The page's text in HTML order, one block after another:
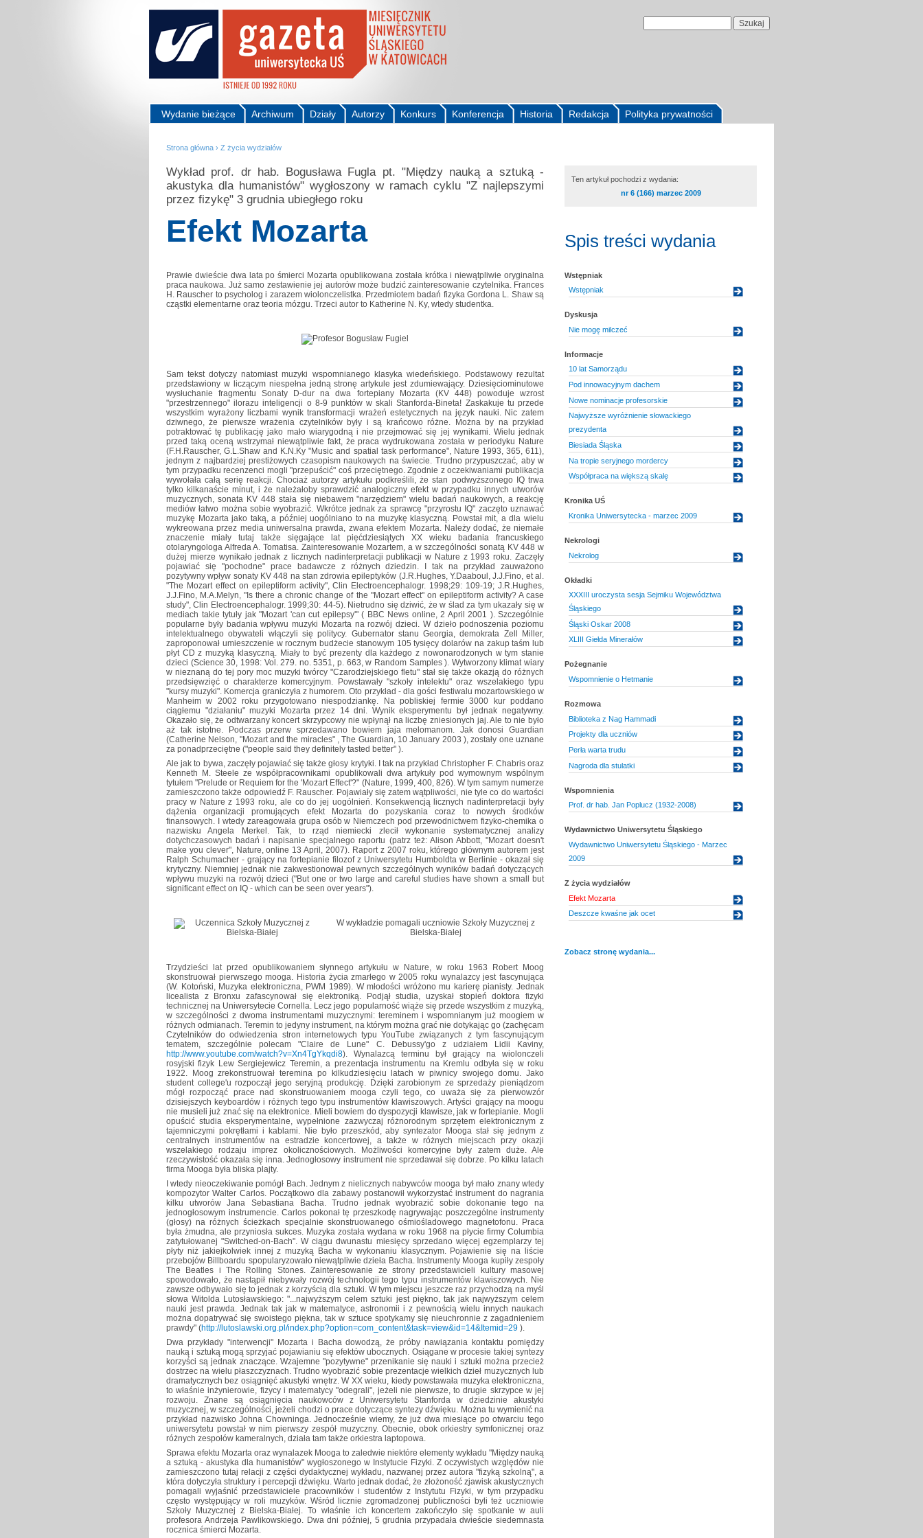
Polityka prywatności
Redakcja
Historia
Konferencja
Konkurs
Autorzy
Działy
Archiwum
Wydanie bieżące
Strona główna › Z życia wydziałów
Wykład prof. dr hab. Bogusława Fugla pt. "Między nauką a sztuką -
akustyka dla humanistów" wygłoszony w ramach cyklu "Z najlepszymi
przez fizykę" 3 grudnia ubiegłego roku
Efekt Mozarta
Prawie dwieście dwa lata po śmierci Mozarta opublikowana została krótka i niewątpliwie oryginalna
praca naukowa. Już samo zestawienie jej autorów może budzić zainteresowanie czytelnika. Frances
H. Rauscher to psycholog i zarazem wiolonczelistka. Przedmiotem badań fizyka Gordona L. Shaw są
cząstki elementarne oraz teoria mózgu. Trzeci autor to Katherine N. Ky, wtedy studentka.
Sam tekst dotyczy natomiast muzyki wspomnianego klasyka wiedeńskiego. Podstawowy rezultat
przedstawiony w liczącym niespełna jedną stronę artykule jest zdumiewający. Dziesięciominutowe
wysłuchanie fragmentu Sonaty D-dur na dwa fortepiany Mozarta (KV 448) powoduje wzrost
"przestrzennego" ilorazu inteligencji o 8-9 punktów w skali Stanforda-Bineta! Zaskakuje tu przede
wszystkim wyrażony liczbami wynik transformacji wrażeń estetycznych na język nauki. Nic zatem
dziwnego, że pierwsze wrażenia czytelników były i są krańcowo różne. Można by na przykład
potraktować tę publikację jako mało wiarygodną i nie przejmować się jej wynikami. Wielu jednak
przed taką oceną wstrzymał niewątpliwie fakt, że praca wydrukowana została w periodyku Nature
(F.H.Rauscher, G.L.Shaw and K.N.Ky "Music and spatial task performance", Nature 1993, 365, 611),
jednym z najbardziej prestiżowych czasopism naukowych na świecie. Trudno przypuszczać, aby w
tym przypadku recenzenci mogli "przepuścić" coś przeciętnego. Zgodnie z oczekiwaniami publikacja
wywołała całą serię reakcji. Chociaż autorzy artykułu podkreślili, że stan podwyższonego IQ trwa
tylko kilkanaście minut, i że należałoby sprawdzić analogiczny efekt w przypadku innych utworów
muzycznych, sonata KV 448 stała się niebawem "narzędziem" wielu badań naukowych, a reakcję
mediów łatwo można sobie wyobrazić. Wkrótce jednak za sprawcę "przyrostu IQ" zaczęto uznawać
muzykę Mozarta jako taką, a później uogólniano to na muzykę klasyczną. Powstał mit, a dla wielu
wykreowana przez media uniwersalna prawda, zwana efektem Mozarta. Należy dodać, że niemałe
znaczenie miały tutaj także sięgające lat pięćdziesiątych XX wieku badania francuskiego
otolaryngologa Alfreda A. Tomatisa. Zainteresowanie Mozartem, a w szczególności sonatą KV 448 w
dużej mierze wynikało jednak z licznych nadinterpretacji publikacji w Nature z 1993 roku. Zaczęły
pojawiać się "pochodne" prace badawcze z różnych dziedzin. I tak na przykład zauważono
pozytywny wpływ sonaty KV 448 na stan zdrowia epileptyków (J.R.Hughes, Y.Daaboul, J.J.Fino, et al.
"The Mozart effect on epileptiform activity", Clin Electroencephalogr. 1998;29: 109-19; J.R.Hughes,
J.J.Fino, M.A.Melyn, "Is there a chronic change of the "Mozart effect" on epileptiform activity? A case
study", Clin Electroencephalogr. 1999;30: 44-5). Nietrudno się dziwić, że w ślad za tym ukazały się w
mediach takie tytuły jak "Mozart 'can cut epilepsy'" ( BBC News online, 2 April 2001 ). Szczególnie
popularne były badania wpływu muzyki Mozarta na rozwój dzieci. W dzieło podnoszenia poziomu
intelektualnego obywateli włączyli się politycy. Gubernator stanu Georgia, demokrata Zell Miller,
zaproponował umieszczenie w rocznym budżecie stanowym 105 tysięcy dolarów na zakup taśm lub
płyt CD z muzyką klasyczną. Miały to być prezenty dla każdego z nowonarodzonych w tym stanie
dzieci (Science 30, 1998: Vol. 279. no. 5351, p. 663, w Random Samples ). Wytworzony klimat wiary
w nieznaną do tej pory moc muzyki twórcy "Czarodziejskiego fletu" stał się także okazją do różnych
przedsięwzięć o charakterze komercyjnym. Powstawały "szkoły intelektu" oraz wszelakiego typu
"kursy muzyki". Komercja graniczyła z humorem. Oto przykład - dla gości festiwalu mozartowskiego w
Manheim w 2002 roku przygotowano niespodziankę. Na pobliskiej fermie 3000 kur poddano
ciągłemu "działaniu" muzyki Mozarta przez 14 dni. Wynik eksperymentu był jednak negatywny.
Okazało się, że odtwarzany koncert skrzypcowy nie wpłynął na liczbę zniesionych jaj. Ale to nie było
aż tak istotne. Podczas przerw sprzedawano bowiem jaja melomanom. Jak donosi Guardian
(Catherine Nelson, "Mozart and the miracles" , The Guardian, 10 January 2003 ), zostały one uznane
za ponadprzeciętne ("people said they definitely tasted better" ).
Ale jak to bywa, zaczęły pojawiać się także głosy krytyki. I tak na przykład Christopher F. Chabris oraz
Kenneth M. Steele ze współpracownikami opublikowali dwa artykuły pod wymownym wspólnym
tytułem "Prelude or Requiem for the 'Mozart Effect'?" (Nature, 1999, 400, 826). W tym samym numerze
zamieszczono także odpowiedź F. Rauscher. Pojawiały się zatem wątpliwości, nie tyle co do wartości
pracy w Nature z 1993 roku, ale co do jej uogólnień. Konsekwencją licznych nadinterpretacji były
dążenia organizacji promujących efekt Mozarta do pozyskania coraz to nowych środków
finansowych. I wtedy zareagowała grupa osób w Niemczech pod przewodnictwem fizyko-chemika o
nazwisku Angela Merkel. Tak, to rząd niemiecki zlecił wykonanie systematycznej analizy
dotychczasowych badań i napisanie specjalnego raportu (patrz też: Alison Abbott, "Mozart doesn't
make you clever", Nature, online 13 April, 2007). Raport z 2007 roku, którego głównym autorem jest
Ralph Schumacher - grający na fortepianie filozof z Uniwersytetu Humboldta w Berlinie - okazał się
krytyczny. Niemniej jednak nie zakwestionował pewnych szczególnych wyników badań dotyczących
wpływu muzyki na rozwój dzieci ("But one or two large and careful studies have shown a small but
significant effect on IQ - which can be seen over years").
W wykładzie pomagali uczniowie Szkoły Muzycznej z
Bielska-Białej
Trzydzieści lat przed opublikowaniem słynnego artykułu w Nature, w roku 1963 Robert Moog
skonstruował pierwszego mooga. Historia życia zmarłego w 2005 roku wynalazcy jest fascynująca
(W. Kotoński, Muzyka elektroniczna, PWM 1989). W młodości wróżono mu karierę pianisty. Jednak
licealista z Bronxu zafascynował się elektroniką. Podjął studia, uzyskał stopień doktora fizyki
technicznej na Uniwersytecie Cornella. Lecz jego popularność wiąże się przede wszystkim z muzyką,
w szczególności z dwoma instrumentami muzycznymi: tereminem i wspomnianym już moogiem w
różnych odmianach. Teremin to jedyny instrument, na którym można grać nie dotykając go (zachęcam
Czytelników do odwiedzenia stron internetowych typu YouTube związanych z tym fascynującym
tematem, szczególnie polecam "Claire de Lune" C. Debussy'go z udziałem Lidii Kaviny,
http://www.youtube.com/watch?v=Xn4TgYkqdi8). Wynalazcą terminu był grający na wiolonczeli
rosyjski fizyk Lew Sergiejewicz Teremin, a prezentacja instrumentu na Kremlu odbyła się w roku
1922. Moog zrekonstruował teremina po kilkudziesięciu latach w piwnicy swojego domu. Jako
student college'u rozpoczął jego seryjną produkcję. Dzięki zarobionym ze sprzedaży pieniądzom
mógł rozpocząć prace nad skonstruowaniem mooga czyli tego, co uważa się za pierwowzór
dzisiejszych keyboardów i różnych tego typu instrumentów klawiszowych. Artyści grający na moogu
nie musieli już znać się na elektronice. Mieli bowiem do dyspozycji klawisze, jak w fortepianie. Mogli
opuścić studia eksperymentalne, wypełnione zazwyczaj różnorodnym sprzętem elektronicznym z
tajemniczymi pokrętłami i kablami. Nie było przeszkód, aby syntezator Mooga stał się jednym z
centralnych instrumentów na estradzie koncertowej, a także w różnych miejscach przy okazji
wszelakiego rodzaju imprez okolicznościowych. Możliwości komercyjne były zatem duże. Ale
rzeczywistość okazała się inna. Jednogłosowy instrument nie sprzedawał się dobrze. Po kilku latach
firma Mooga była bliska plajty.
I wtedy nieoczekiwanie pomógł Bach. Jednym z nielicznych nabywców mooga był mało znany wtedy
kompozytor Walter Carlos. Początkowo dla zabawy postanowił wykorzystać instrument do nagrania
kilku utworów Jana Sebastiana Bacha. Trudno jednak wyobrazić sobie dokonanie tego na
jednogłosowym instrumencie. Carlos pokonał tę przeszkodę nagrywając poszczególne instrumenty
(głosy) na różnych ścieżkach specjalnie skonstruowanego ośmiośladowego magnetofonu. Praca
była żmudna, ale przyniosła sukces. Muzyka została wydana w roku 1968 na płycie firmy Columbia
zatytułowanej "Switched-on-Bach". W ciągu dwunastu miesięcy sprzedano więcej egzemplarzy tej
płyty niż jakiejkolwiek innej z muzyką Bacha w wykonaniu klasycznym. Pojawienie się na liście
przebojów Billboardu spopularyzowało niewątpliwie dzieła Bacha. Instrumenty Mooga kupiły zespoły
The Beatles i The Rolling Stones. Zainteresowanie ze strony przedstawicieli kultury masowej
spowodowało, że nastąpił niebywały rozwój technologii tego typu instrumentów klawiszowych. Nie
zawsze odbywało się to jednak z korzyścią dla sztuki. W tym miejscu jeszcze raz przychodzą na myśl
słowa Witolda Lutosławskiego: "...najwyższym celem sztuki jest piękno, tak jak najwyższym celem
nauki jest prawda. Jednak tak jak w matematyce, astronomii i z pewnością wielu innych naukach
można dopatrywać się swoistego piękna, tak w sztuce spotykamy się nieuchronnie z zagadnieniem
prawdy" (http://lutoslawski.org.pl/index.php?option=com_content&task=view&id=14&Itemid=29 ).
Dwa przykłady "interwencji" Mozarta i Bacha dowodzą, że próby nawiązania kontaktu pomiędzy
nauką i sztuką mogą sprzyjać pojawianiu się efektów ubocznych. Osiągane w procesie takiej syntezy
korzyści są jednak znaczące. Wzajemne "pozytywne" przenikanie się nauki i sztuki można przecież
dostrzec na wielu płaszczyznach. Trudno wyobrazić sobie prezentacje wielkich dzieł muzycznych lub
dramatycznych bez osiągnięć akustyki wnętrz. W XX wieku, kiedy powstawała muzyka elektroniczna,
to właśnie inżynierowie, fizycy i matematycy "odegrali", jeżeli nie pierwsze, to drugie skrzypce w jej
rozwoju. Znane są osiągnięcia naukowców z Uniwersytetu Stanforda w dziedzinie akustyki
muzycznej, w szczególności, jeżeli chodzi o prace dotyczące syntezy dźwięku. Można tu wymienić na
przykład nazwisko Johna Chowninga. Jednocześnie wiemy, że już dwa miesiące po otwarciu tego
uniwersytetu powstał w nim pierwszy zespół muzyczny. Obecnie, obok orkiestry symfonicznej oraz
różnych zespołów kameralnych, działa tam także orkiestra laptopowa.
Sprawa efektu Mozarta oraz wynalazek Mooga to zaledwie niektóre elementy wykładu "Między nauką
a sztuką - akustyka dla humanistów" wygłoszonego w Instytucie Fizyki. Z oczywistych względów nie
zamieszczono tutaj relacji z części dydaktycznej wykładu, nazwanej przez autora "fizyką szkolną", a
która dotyczyła struktury i percepcji dźwięku. Warto jednak dodać, że złożoność zjawisk akustycznych
pomagali wyjaśnić przedstawiciele pracowników i studentów z Instytutu Fizyki, w tym przypadku
często występujący w roli muzyków. Wśród licznie zgromadzonej publiczności byli też uczniowie
Szkoły Muzycznej z Bielska-Białej. To właśnie ich koncertem zakończyło się spotkanie w auli
profesora Andrzeja Pawlikowskiego. Dwa dni później, 5 grudnia przypadała dwieście siedemnasta
rocznica śmierci Mozarta.
Ten artykuł pochodzi z wydania:
nr 6 (166) marzec 2009
Spis treści wydania
Wstępniak
Wstępniak
Dyskusja
Nie mogę milczeć
Informacje
10 lat Samorządu
Pod innowacyjnym dachem
Nowe nominacje profesorskie
Najwyższe wyróżnienie słowackiego
prezydenta
Biesiada Śląska
Na tropie seryjnego mordercy
Współpraca na większą skalę
Kronika UŚ
Kronika Uniwersytecka - marzec 2009
Nekrologi
Nekrolog
Okładki
XXXIII uroczysta sesja Sejmiku Województwa
Śląskiego
Śląski Oskar 2008
XLIII Giełda Minerałów
Pożegnanie
Wspomnienie o Hetmanie
Rozmowa
Biblioteka z Nag Hammadi
Projekty dla uczniów
Perła warta trudu
Nagroda dla stulatki
Wspomnienia
Prof. dr hab. Jan Poplucz (1932-2008)
Wydawnictwo Uniwersytetu Śląskiego
Wydawnictwo Uniwersytetu Śląskiego - Marzec
2009
Z życia wydziałów
Efekt Mozarta
Deszcze kwaśne jak ocet
Zobacz stronę wydania...